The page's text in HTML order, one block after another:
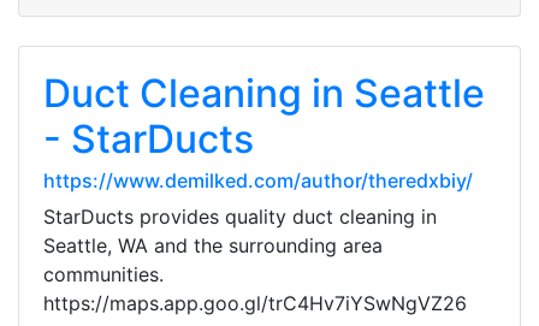
Duct Cleaning in Seattle
- StarDucts
https://www.demilked.com/author/theredxbiy/
StarDucts provides quality duct cleaning in
Seattle, WA and the surrounding area
communities.
https://maps.app.goo.gl/trC4Hv7iYSwNgVZ26